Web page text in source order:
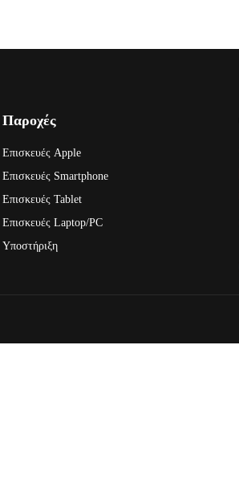
Παροχές
Επισκευές Apple
Επισκευές Smartphone
Επισκευές Tablet
Επισκευές Laptop/PC
Υποστήριξη